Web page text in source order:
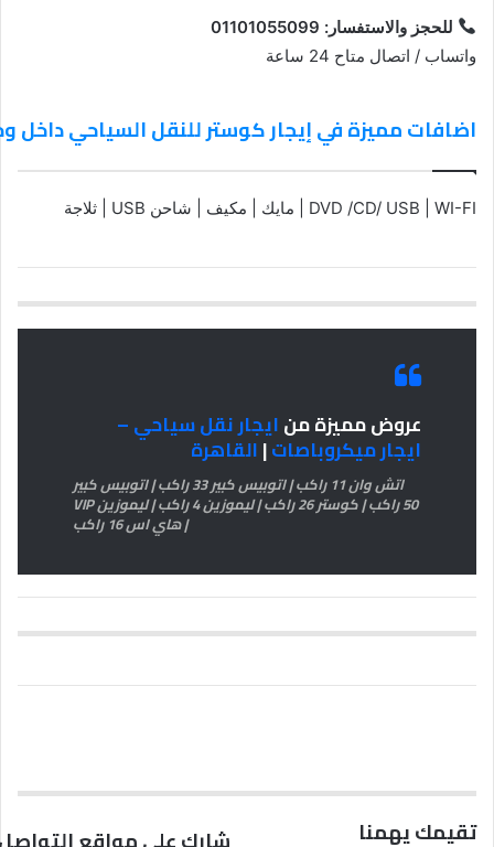
للحجز والاستفسار: 01101055099
واتساب / اتصال متاح 24 ساعة
اضافات مميزة في إيجار كوستر للنقل السياحي داخل
DVD /CD/ USB | WI-FI | مايك | مكيف | شاحن USB | ثلاجة
عروض مميزة منايجار نقل سياحي –
ايجار ميكروباصات|القاهرة
اتش وان 11 راكب | اتوبيس كبير 33 راكب | اتوبيس كبير
50 راكب | كوستر 26 راكب | ليموزين 4 راكب | ليموزين VIP
| هاي اس 16 راكب
تقيمك يهمنا